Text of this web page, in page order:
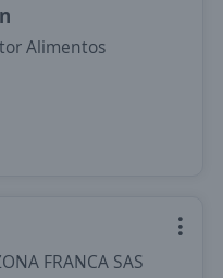
Alimentos
FRANCA SAS